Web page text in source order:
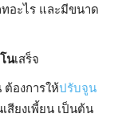
อะไร และมีขนาด
นเสร็จ
ต้องการให้ปรับจูน
สียงเพี้ยน เป็นต้น